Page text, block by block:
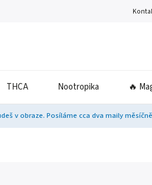
THCA Nootropika 🔥
v obraze. Posíláme cca dva maily